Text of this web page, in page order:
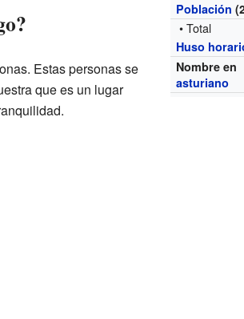
Población
• Total
Huso
Nombre en
asturiano
Estas personas se
que es un lugar